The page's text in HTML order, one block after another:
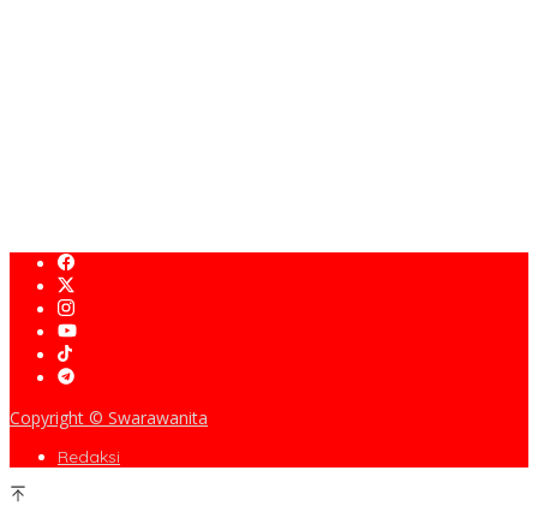
Copyright © Swarawanita
Redaksi